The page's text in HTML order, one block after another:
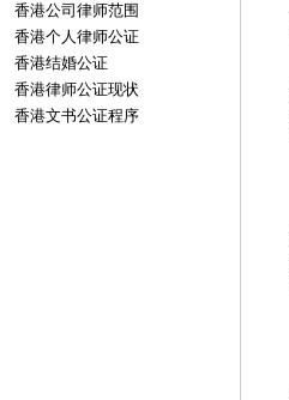
香港公司律师范围
香港个人律师公证
香港结婚公证
香港律师公证现状
香港文书公证程序